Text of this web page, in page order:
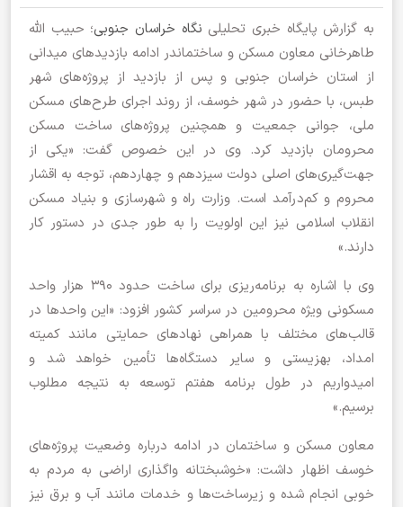
به گزارش پایگاه خبری تحلیلی نگاه خراسان جنوبی؛ حبیب الله
طاهرخانی معاون مسکن و ساختماندر ادامه بازدیدهای میدانی
از استان خراسان جنوبی و پس از بازدید از پروژه‌های شهر
طبس، با حضور در شهر خوسف، از روند اجرای طرح‌های مسکن
ملی، جوانی جمعیت و همچنین پروژه‌های ساخت مسکن
محرومان بازدید کرد. وی در این خصوص گفت: «یکی از
جهت‌گیری‌های اصلی دولت سیزدهم و چهاردهم، توجه به اقشار
محروم و کم‌درآمد است. وزارت راه و شهرسازی و بنیاد مسکن
انقلاب اسلامی نیز این اولویت را به طور جدی در دستور کار
دارند.»
وی با اشاره به برنامه‌ریزی برای ساخت حدود ۳۹۰ هزار واحد
مسکونی ویژه محرومین در سراسر کشور افزود: «این واحدها در
قالب‌های مختلف با همراهی نهادهای حمایتی مانند کمیته
امداد، بهزیستی و سایر دستگاه‌ها تأمین خواهد شد و
امیدواریم در طول برنامه هفتم توسعه به نتیجه مطلوب
برسیم.»
معاون مسکن و ساختمان در ادامه درباره وضعیت پروژه‌های
خوسف اظهار داشت: «خوشبختانه واگذاری اراضی به مردم به
خوبی انجام شده و زیرساخت‌ها و خدمات مانند آب و برق نیز